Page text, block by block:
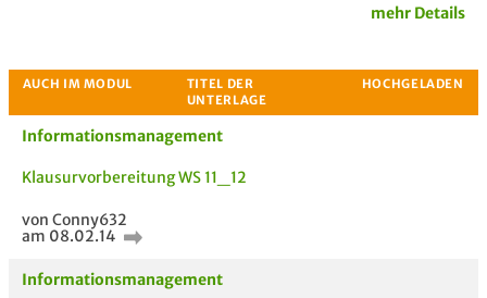
Passende Stellenanzeigen
mehr Details
Informationsmanagement
Klausurvorbereitung WS 11_12
von Conny632
am 08.02.14
Informationsmanagement